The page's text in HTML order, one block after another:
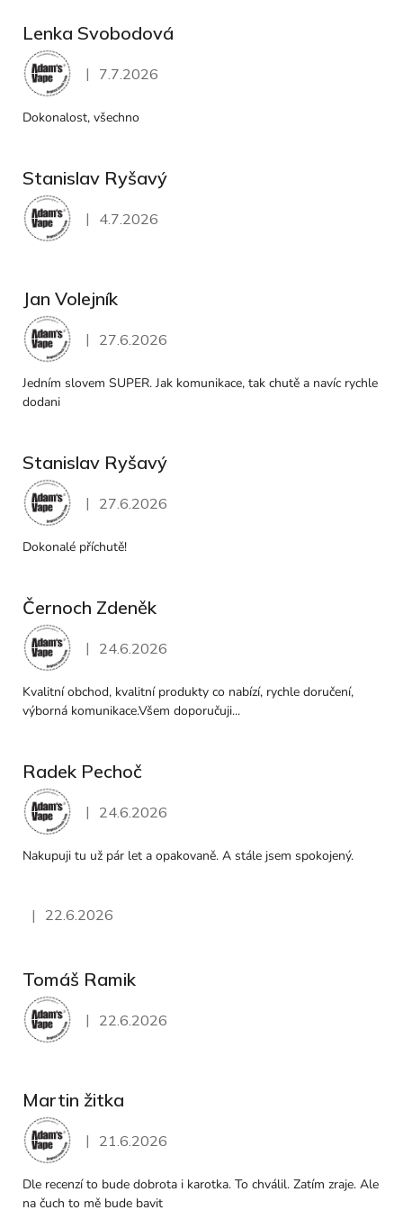
Lenka Svobodová
Hodnocení obchodu je 5 z 5 hvězdiček.
| 7.7.2026
Dokonalost, všechno
Stanislav Ryšavý
Hodnocení obchodu je 5 z 5 hvězdiček.
| 4.7.2026
Jan Volejník
Hodnocení obchodu je 5 z 5 hvězdiček.
| 27.6.2026
Jedním slovem SUPER. Jak komunikace, tak chutě a navíc rychle
dodani
Stanislav Ryšavý
Hodnocení obchodu je 5 z 5 hvězdiček.
| 27.6.2026
Dokonalé příchutě!
Černoch Zdeněk
Hodnocení obchodu je 5 z 5 hvězdiček.
| 24.6.2026
Kvalitní obchod, kvalitní produkty co nabízí, rychle doručení,
výborná komunikace.Všem doporučuji...
Radek Pechoč
Hodnocení obchodu je 5 z 5 hvězdiček.
| 24.6.2026
Nakupuji tu už pár let a opakovaně. A stále jsem spokojený.
Hodnocení obchodu je 5 z 5 hvězdiček.
| 22.6.2026
Tomáš Ramik
Hodnocení obchodu je 5 z 5 hvězdiček.
| 22.6.2026
Martin žitka
Hodnocení obchodu je 5 z 5 hvězdiček.
| 21.6.2026
Dle recenzí to bude dobrota i karotka. To chválil. Zatím zraje. Ale
na čuch to mě bude bavit